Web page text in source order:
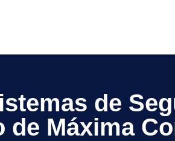
de
de Máxima